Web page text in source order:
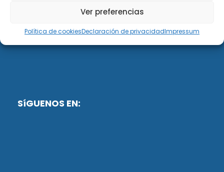
Ver preferencias
Política de cookiesDeclaración de privacidadImpressum
SíGUENOS EN: